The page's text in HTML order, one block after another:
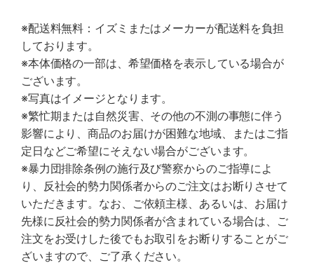
※配送料無料：イズミまたはメーカーが配送料を負担
しております。
※本体価格の一部は、希望価格を表示している場合が
ございます。
※写真はイメージとなります。
※繁忙期または自然災害、その他の不測の事態に伴う
影響により、商品のお届けが困難な地域、またはご指
定日などご希望にそえない場合がございます。
※暴力団排除条例の施行及び警察からのご指導によ
り、反社会的勢力関係者からのご注文はお断りさせて
いただきます。なお、ご依頼主様、あるいは、お届け
先様に反社会的勢力関係者が含まれている場合は、ご
注文をお受けした後でもお取引をお断りすることがご
ざいますので、ご了承ください。